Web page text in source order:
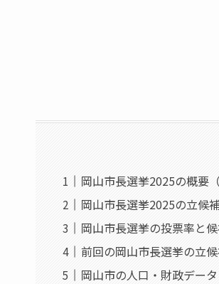
岡山市長選挙2025の概要
岡山市長選挙2025の立候
岡山市長選挙の投票率と
前回の岡山市長選挙の立
岡山市の人口・財政データ